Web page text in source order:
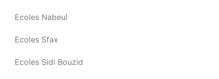
Ecoles Nabeul
Ecoles Sfax
Ecoles Sidi Bouzid